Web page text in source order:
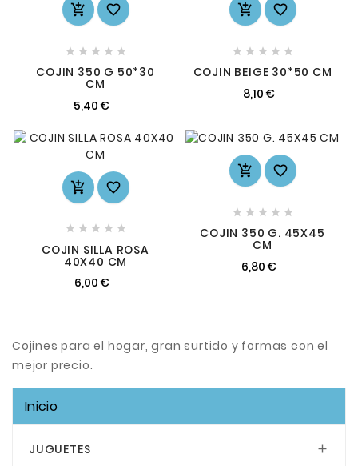
 
    
COJIN 350 G 50*30
CM
5,40 €
 
    
COJIN BEIGE 30*50 CM
8,10 €
 
    
COJIN SILLA ROSA
40X40 CM
6,00 €
 
    
COJIN 350 G. 45X45
CM
6,80 €
Cojines para el hogar, gran surtido y formas con el
mejor precio.
Inicio
JUGUETES 